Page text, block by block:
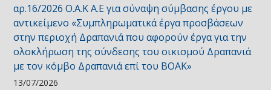
αρ.16/2026 Ο.Α.Κ Α.Ε για σύναψη σύμβασης έργου με
αντικείμενο «Συμπληρωματικά έργα προσβάσεων
στην περιοχή Δραπανιά που αφορούν έργα για την
ολοκλήρωση της σύνδεσης του οικισμού Δραπανιά
με τον κόμβο Δραπανιά επί του ΒΟΑΚ»
13/07/2026